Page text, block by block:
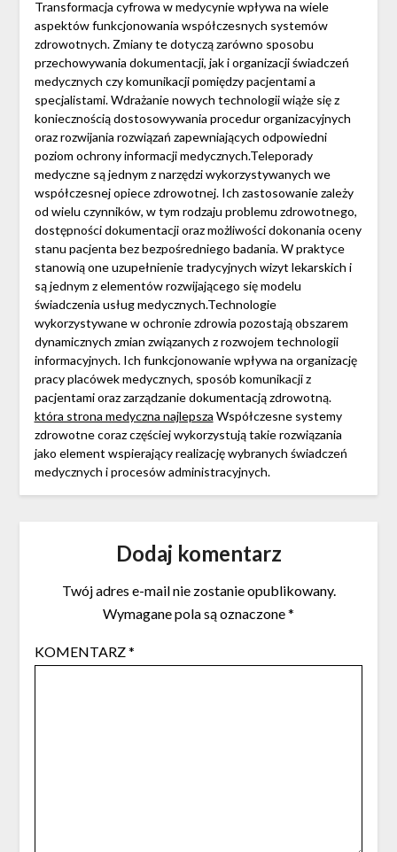
Transformacja cyfrowa w medycynie wpływa na wiele
aspektów funkcjonowania współczesnych systemów
zdrowotnych. Zmiany te dotyczą zarówno sposobu
przechowywania dokumentacji, jak i organizacji świadczeń
medycznych czy komunikacji pomiędzy pacjentami a
specjalistami. Wdrażanie nowych technologii wiąże się z
koniecznością dostosowywania procedur organizacyjnych
oraz rozwijania rozwiązań zapewniających odpowiedni
poziom ochrony informacji medycznych.Teleporady
medyczne są jednym z narzędzi wykorzystywanych we
współczesnej opiece zdrowotnej. Ich zastosowanie zależy
od wielu czynników, w tym rodzaju problemu zdrowotnego,
dostępności dokumentacji oraz możliwości dokonania oceny
stanu pacjenta bez bezpośredniego badania. W praktyce
stanowią one uzupełnienie tradycyjnych wizyt lekarskich i
są jednym z elementów rozwijającego się modelu
świadczenia usług medycznych.Technologie
wykorzystywane w ochronie zdrowia pozostają obszarem
dynamicznych zmian związanych z rozwojem technologii
informacyjnych. Ich funkcjonowanie wpływa na organizację
pracy placówek medycznych, sposób komunikacji z
pacjentami oraz zarządzanie dokumentacją zdrowotną.
która strona medyczna najlepsza Współczesne systemy
zdrowotne coraz częściej wykorzystują takie rozwiązania
jako element wspierający realizację wybranych świadczeń
medycznych i procesów administracyjnych.
Dodaj komentarz
Twój adres e-mail nie zostanie opublikowany.
Wymagane pola są oznaczone*
KOMENTARZ*